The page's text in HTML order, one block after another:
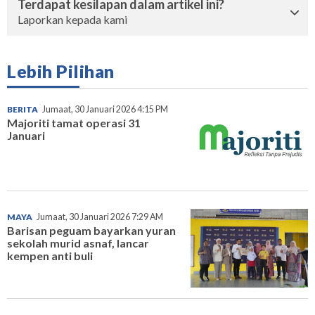
Terdapat kesilapan dalam artikel ini?
Laporkan kepada kami
Lebih Pilihan
BERITA Jumaat, 30 Januari 2026 4:15 PM
Majoriti tamat operasi 31
Januari
MAYA Jumaat, 30 Januari 2026 7:29 AM
Barisan peguam bayarkan yuran
sekolah murid asnaf, lancar
kempen anti buli